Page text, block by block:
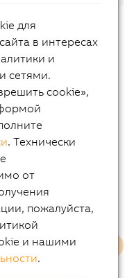
для
в интересах
и
сетями.
cookie»,
. Технически
от
пожалуйста,
и нашими
.